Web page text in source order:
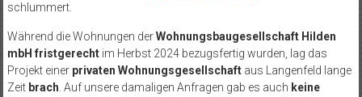
schlummert.
Während die Wohnungen derWohnungsbaugesellschaft Hilden
mbH fristgerechtim Herbst 2024 bezugsfertig wurden, lag das
Projekt einer privaten Wohnungsgesellschaftaus Langenfeld lange
Zeit brach. Auf unsere damaligen Anfragen gab es auch keine